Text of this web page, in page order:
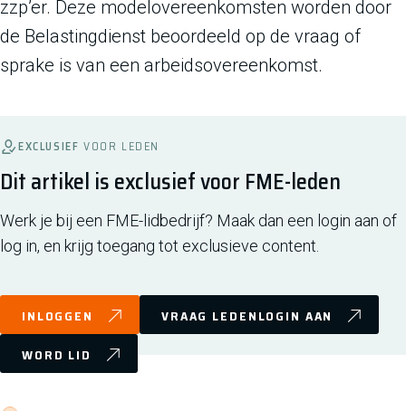
zzp’er. Deze modelovereenkomsten worden door
de Belastingdienst beoordeeld op de vraag of
sprake is van een arbeidsovereenkomst.
EXCLUSIEF VOOR LEDEN
Dit artikel is exclusief voor FME-leden
Werk je bij een FME-lidbedrijf? Maak dan een login aan of
log in, en krijg toegang tot exclusieve content.
INLOGGEN
VRAAG LEDENLOGIN AAN
WORD LID